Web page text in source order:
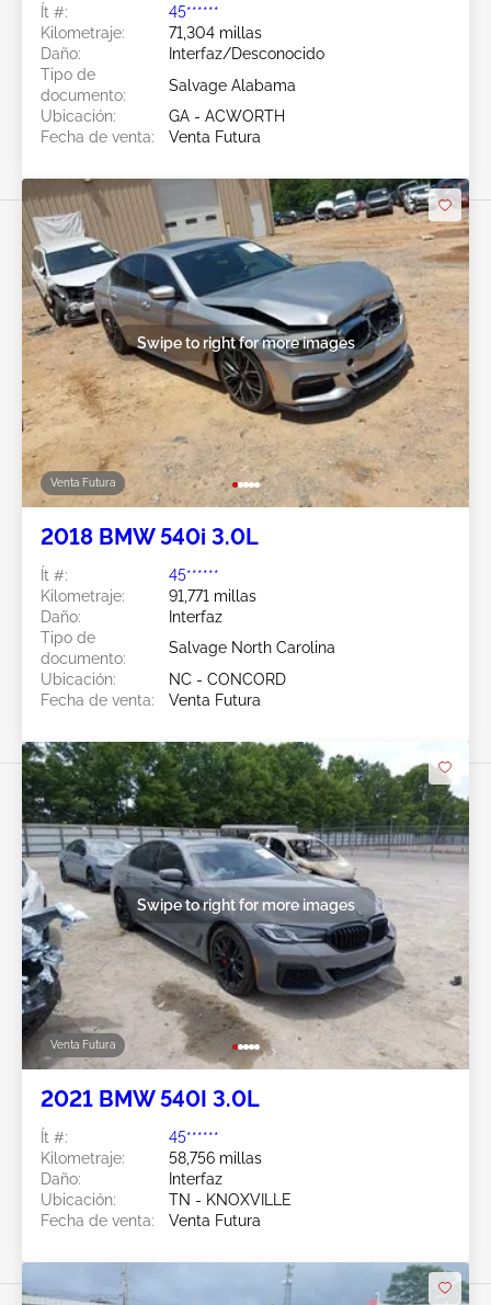
Ít #:
45******
Kilometraje:
71,304 millas
Daño:
Interfaz/Desconocido
Tipo de
documento:
Salvage Alabama
Ubicación:
GA - ACWORTH
Fecha de venta:
Venta Futura
Venta Futura
Swipe to right for more images
2018 BMW 540i 3.0L
Ít #:
45******
Kilometraje:
91,771 millas
Daño:
Interfaz
Tipo de
documento:
Salvage North Carolina
Ubicación:
NC - CONCORD
Fecha de venta:
Venta Futura
Venta Futura
Swipe to right for more images
2021 BMW 540I 3.0L
Ít #:
45******
Kilometraje:
58,756 millas
Daño:
Interfaz
Ubicación:
TN - KNOXVILLE
Fecha de venta:
Venta Futura